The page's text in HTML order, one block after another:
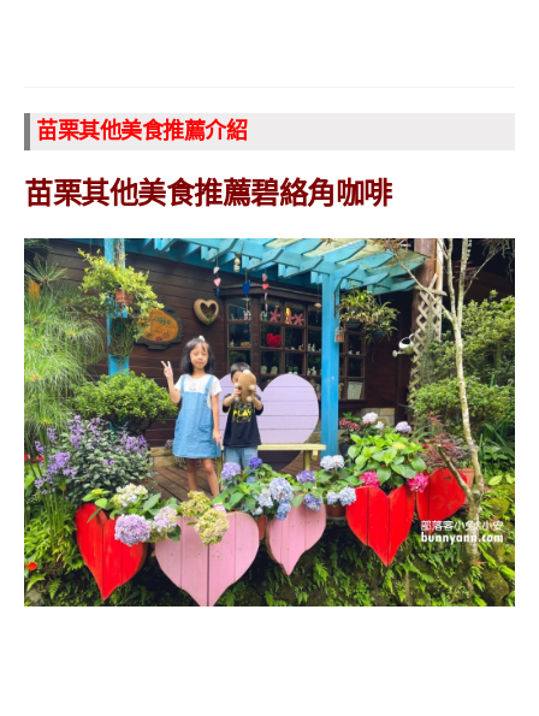
苗栗其他美食推薦介紹
苗栗其他美食推薦碧絡角咖啡